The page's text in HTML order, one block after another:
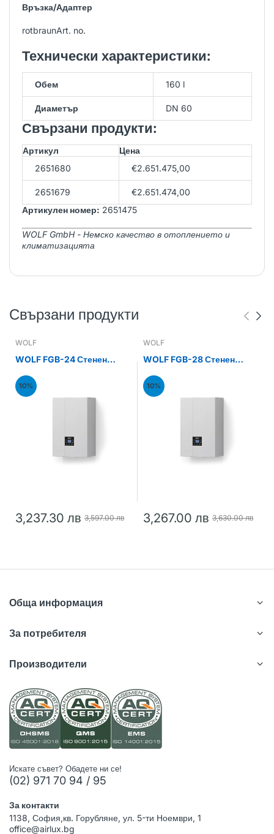
Връзка/Адаптер
rotbraunArt. no.
Технически характеристики:
Обем 160 l
Диаметър DN 60
Свързани продукти:
Артикул
Цена
2651680
€2.651.475,00
2651679
€2.651.474,00
Артикулен номер: 2651475
WOLF GmbH - Немско качество в отоплението и
климатизацията
Свързани продукти
WOLF
WOLF FGB-24 Стенен
24kW
10%
3,237.30 лв 3,597.00 лв
WOLF
WOLF FGB-28 Стенен
28kW
10%
3,267.00 лв 3,630.00 лв
Обща информация
За потребителя
Производители
Искате съвет? Обадете ни се!
(02) 971 70 94 / 95
За контакти
1138, София,кв. Горубляне, ул. 5-ти Ноември, 1
office@airlux.bg